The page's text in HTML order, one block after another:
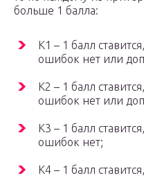
больше 1 балла:
К1 – 1 балл
ошибок нет или
К2 – 1 балл
ошибок нет или
К3 – 1 балл
ошибок нет;
К4 – 1 балл